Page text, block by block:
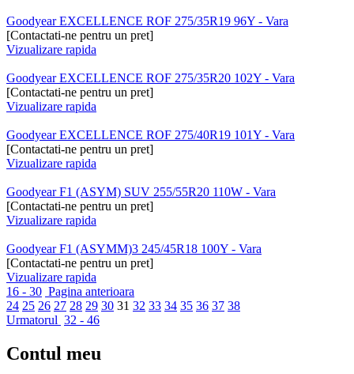
Goodyear EXCELLENCE ROF 275/35R19 96Y - Vara
[Contactati-ne pentru un pret]
Vizualizare rapida
Goodyear EXCELLENCE ROF 275/35R20 102Y - Vara
[Contactati-ne pentru un pret]
Vizualizare rapida
Goodyear EXCELLENCE ROF 275/40R19 101Y - Vara
[Contactati-ne pentru un pret]
Vizualizare rapida
Goodyear F1 (ASYM) SUV 255/55R20 110W - Vara
[Contactati-ne pentru un pret]
Vizualizare rapida
Goodyear F1 (ASYMM)3 245/45R18 100Y - Vara
[Contactati-ne pentru un pret]
Vizualizare rapida
16 - 30 Pagina anterioara
24 25 26 27 28 29 30 31 32 33 34 35 36 37 38
Urmatorul 32 - 46
Contul meu